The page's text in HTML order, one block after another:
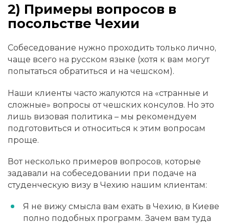
2) Примеры вопросов в
посольстве Чехии
Собеседование нужно проходить только лично,
чаще всего на русском языке (хотя к вам могут
попытаться обратиться и на чешском).
Наши клиенты часто жалуются на «странные и
сложные» вопросы от чешских консулов. Но это
лишь визовая политика – мы рекомендуем
подготовиться и относиться к этим вопросам
проще.
Вот несколько примеров вопросов, которые
задавали на собеседовании при подаче на
студенческую визу в Чехию нашим клиентам:
Я не вижу смысла вам ехать в Чехию, в Киеве
полно подобных программ. Зачем вам туда